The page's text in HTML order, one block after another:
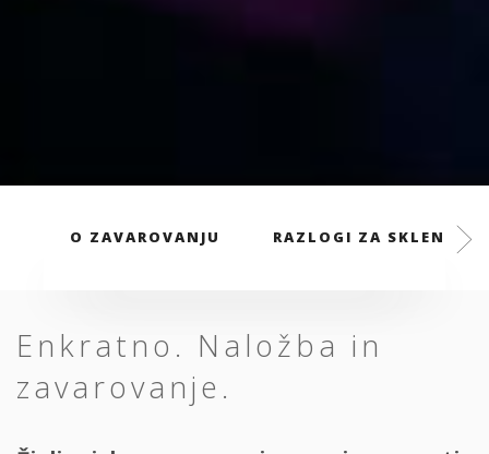
O ZAVAROVANJU RAZLOGI ZA SKLENITEV
Enkratno. Naložba in
zavarovanje.